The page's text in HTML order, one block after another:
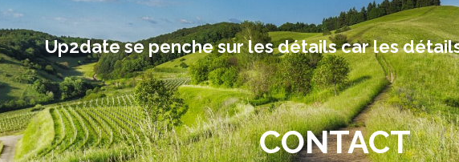
Up2date se penche sur les détails car les
CONTACT